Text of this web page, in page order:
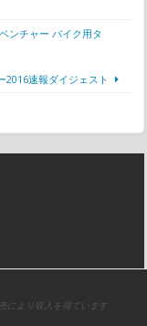
ンチャー バイク用タ
2016速報ダイジェスト
により収入を得ています